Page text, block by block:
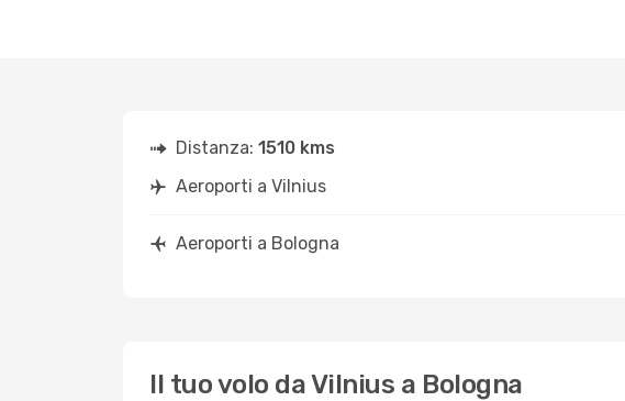
Distanza: 1510 kms
Aeroporti a Vilnius
Aeroporti a Bologna
Il tuo volo da Vilnius a Bologna